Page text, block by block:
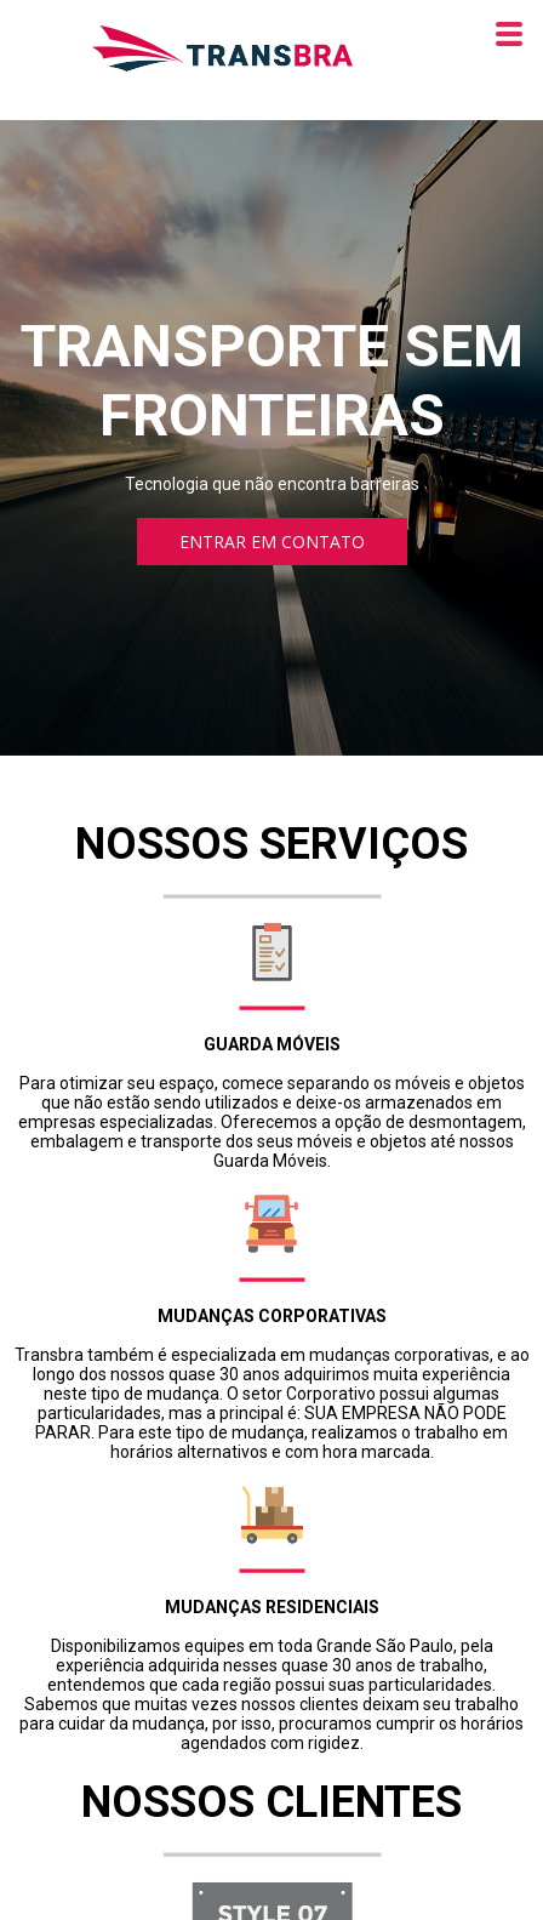
TRANSPORTE SEM
FRONTEIRAS
Tecnologia que não encontra barreiras
ENTRAR EM CONTATO
NOSSOS SERVIÇOS
GUARDA MÓVEIS
Para otimizar seu espaço, comece separando os móveis e objetos
que não estão sendo utilizados e deixe-os armazenados em
empresas especializadas. Oferecemos a opção de desmontagem,
embalagem e transporte dos seus móveis e objetos até nossos
Guarda Móveis.
MUDANÇAS CORPORATIVAS
Transbra também é especializada em mudanças corporativas, e ao
longo dos nossos quase 30 anos adquirimos muita experiência
neste tipo de mudança. O setor Corporativo possui algumas
particularidades, mas a principal é: SUA EMPRESA NÃO PODE
PARAR. Para este tipo de mudança, realizamos o trabalho em
horários alternativos e com hora marcada.
MUDANÇAS RESIDENCIAIS
Disponibilizamos equipes em toda Grande São Paulo, pela
experiência adquirida nesses quase 30 anos de trabalho,
entendemos que cada região possui suas particularidades.
Sabemos que muitas vezes nossos clientes deixam seu trabalho
para cuidar da mudança, por isso, procuramos cumprir os horários
agendados com rigidez.
NOSSOS CLIENTES